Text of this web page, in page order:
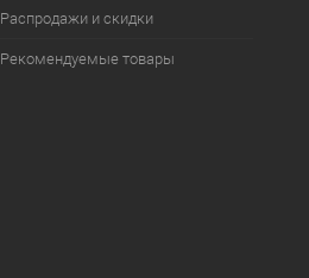
Распродажи и скидки
Рекомендуемые товары